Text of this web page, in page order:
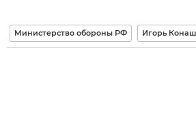
Министерство обороны РФ Игорь